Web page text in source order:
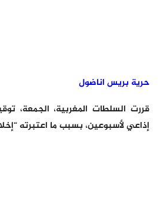
حرية بريس اناضول
قررت السلطات المغربية، الجمعة،
إذاعي لأسبوعين، بسبب ما اعتبرته